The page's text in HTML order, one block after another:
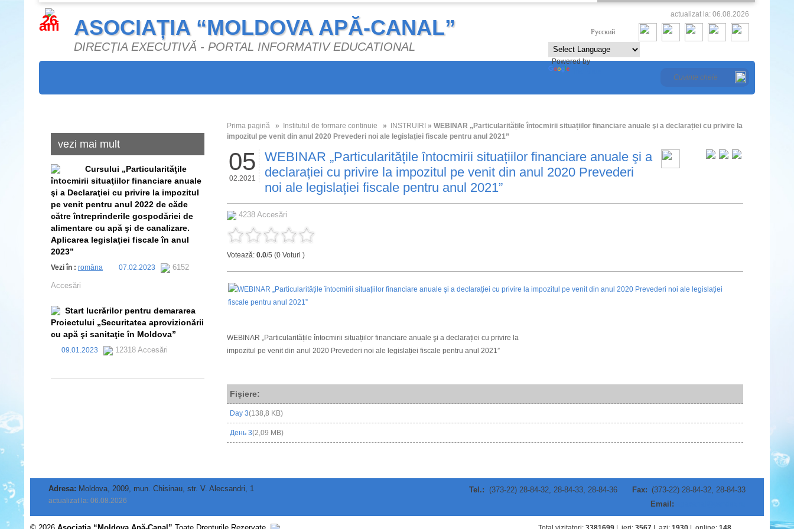
26
ani ASOCIAȚIA “MOLDOVA APĂ-CANAL”
DIRECȚIA EXECUTIVĂ - PORTAL INFORMATIV EDUCATIONAL
actualizat la: 06.08.2026
Русский
Powered by
vezi mai mult
Сursului „Particularităţile
întocmirii situaţiilor financiare anuale
şi a Declaraţiei cu privire la impozitul
pe venit pentru anul 2022 de căde
către întreprinderile gospodăriei de
alimentare cu apă şi de canalizare.
Aplicarea legislaţiei fiscale în anul
2023”
Vezi în : româna 07.02.2023 6152
Accesări
Start lucrărilor pentru demararea
Proiectului „Securitatea aprovizionării
cu apă şi sanitaţie în Moldova”
09.01.2023 12318 Accesări
Prima pagină » Institutul de formare continuie » INSTRUIRI » WEBINAR „Particularitățile întocmirii situațiilor financiare anuale şi a declarației cu privire la
impozitul pe venit din anul 2020 Prevederi noi ale legislației fiscale pentru anul 2021”
05
02.2021
WEBINAR „Particularitățile întocmirii situațiilor financiare anuale şi a
declarației cu privire la impozitul pe venit din anul 2020 Prevederi
noi ale legislației fiscale pentru anul 2021”
4238 Accesări
Votează: 0.0/5 (0 Voturi )
WEBINAR „Particularitățile întocmirii situațiilor financiare anuale şi a declarației cu privire la
impozitul pe venit din anul 2020 Prevederi noi ale legislației fiscale pentru anul 2021”
Fișiere:
Day 3(138,8 KB)
День 3(2,09 MB)
Adresa: Moldova, 2009, mun. Chisinau, str. V. Alecsandri, 1
actualizat la: 06.08.2026
Tel.: (373-22) 28-84-32, 28-84-33, 28-84-36 Fax: (373-22) 28-84-32, 28-84-33
Email: